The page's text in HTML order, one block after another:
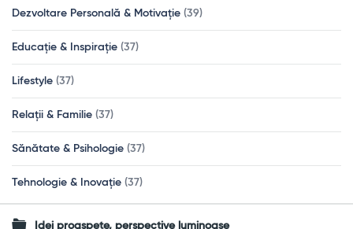
Dezvoltare Personală & Motivație (39)
Educație & Inspirație (37)
Lifestyle (37)
Relații & Familie (37)
Sănătate & Psihologie (37)
Tehnologie & Inovație (37)
Idei proaspete, perspective luminoase